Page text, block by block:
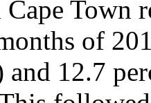
Cape Town
of
12.7